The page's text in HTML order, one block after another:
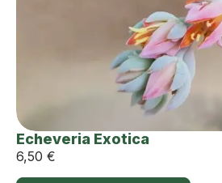
Echeveria Exotica
6,50 €